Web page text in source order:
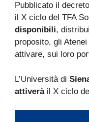
Pubblicato il
il X ciclo del TFA
disponibili,
proposito, gli
attivare, sui loro
L’Università di
attiverà il X ciclo